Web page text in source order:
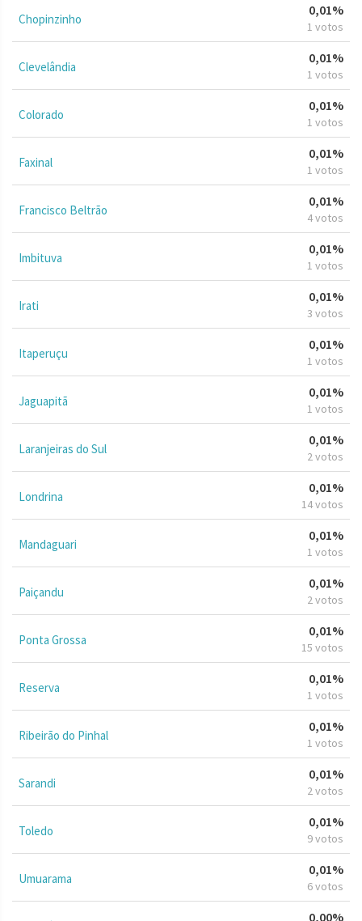
Chopinzinho
0,01%
1 votos
Clevelândia
0,01%
1 votos
Colorado
0,01%
1 votos
Faxinal
0,01%
1 votos
Francisco Beltrão
0,01%
4 votos
Imbituva
0,01%
1 votos
Irati
0,01%
3 votos
Itaperuçu
0,01%
1 votos
Jaguapitã
0,01%
1 votos
Laranjeiras do Sul
0,01%
2 votos
Londrina
0,01%
14 votos
Mandaguari
0,01%
1 votos
Paiçandu
0,01%
2 votos
Ponta Grossa
0,01%
15 votos
Reserva
0,01%
1 votos
Ribeirão do Pinhal
0,01%
1 votos
Sarandi
0,01%
2 votos
Toledo
0,01%
9 votos
Umuarama
0,01%
6 votos
0,00%